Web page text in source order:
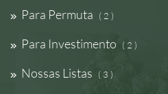
Para Permuta ( 2 )
Para Investimento ( 2 )
Nossas Listas ( 3 )